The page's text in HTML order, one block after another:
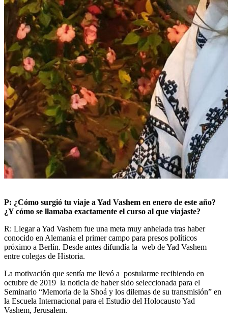
P: ¿Cómo surgió tu viaje a Yad Vashem en enero de este año?
¿Y cómo se llamaba exactamente el curso al que viajaste?
R: Llegar a Yad Vashem fue una meta muy anhelada tras haber
conocido en Alemania el primer campo para presos políticos
próximo a Berlín. Desde antes difundía la web de Yad Vashem
entre colegas de Historia.
La motivación que sentía me llevó a postularme recibiendo en
octubre de 2019 la noticia de haber sido seleccionada para el
Seminario “Memoria de la Shoá y los dilemas de su transmisión” en
la Escuela Internacional para el Estudio del Holocausto Yad
Vashem, Jerusalem.